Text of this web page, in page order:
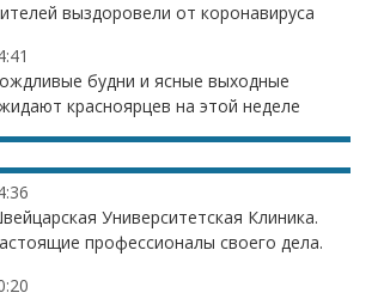
выздоровели от коронавируса
будни и ясные выходные
красноярцев на этой неделе
Университетская Клиника.
профессионалы своего дела.